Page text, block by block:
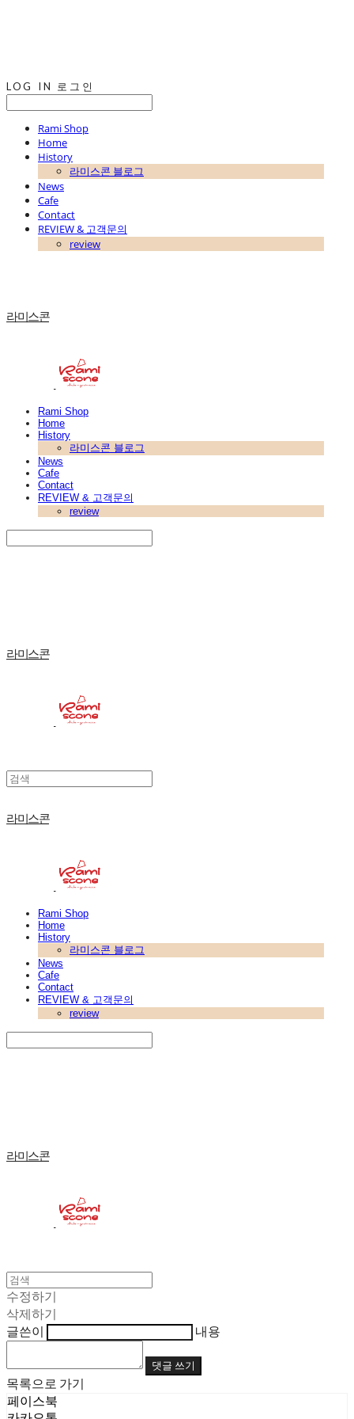
LOG IN 로그인
Rami Shop
Home
History
라미스콘 블로그
News
Cafe
Contact
REVIEW & 고객문의
review
라미스콘
Rami Shop
Home
History
라미스콘 블로그
News
Cafe
Contact
REVIEW & 고객문의
review
라미스콘
라미스콘
Rami Shop
Home
History
라미스콘 블로그
News
Cafe
Contact
REVIEW & 고객문의
review
라미스콘
수정하기
삭제하기
글쓴이
내용
댓글 쓰기
목록으로 가기
페이스북